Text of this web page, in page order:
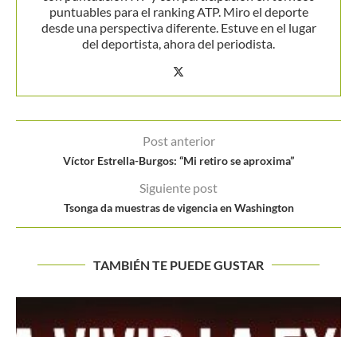
puntuables para el ranking ATP. Miro el deporte
desde una perspectiva diferente. Estuve en el lugar
del deportista, ahora del periodista.
Post anterior
Víctor Estrella-Burgos: “Mi retiro se aproxima”
Siguiente post
Tsonga da muestras de vigencia en Washington
TAMBIÉN TE PUEDE GUSTAR